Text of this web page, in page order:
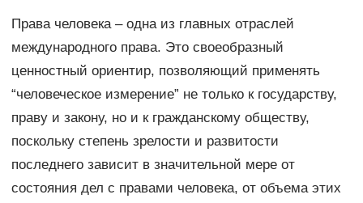
Права человека – одна из главных отраслей
международного права. Это своеобразный
ценностный ориентир, позволяющий применять
“человеческое измерение” не только к государству,
праву и закону, но и к гражданскому обществу,
поскольку степень зрелости и развитости
последнего зависит в значительной мере от
состояния дел с правами человека, от объема этих